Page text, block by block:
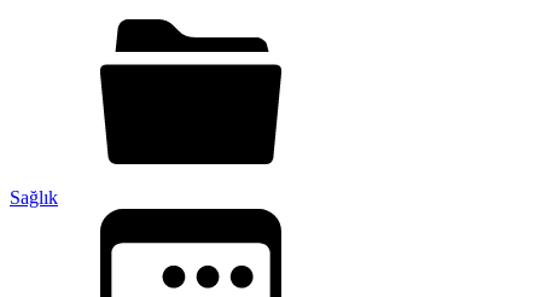
Sağlık